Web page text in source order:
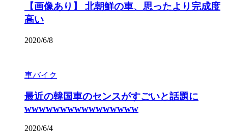
【画像あり】 北朝鮮の車、思ったより完成度
高い
2020/6/8
車バイク
最近の韓国車のセンスがすごいと話題に
wwwwwwwwwwwwwwww
2020/6/4